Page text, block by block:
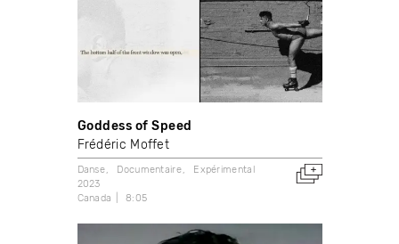
Goddess of Speed
Frédéric Moffet
Danse Documentaire
Expérimental
2023
Canada
8:05